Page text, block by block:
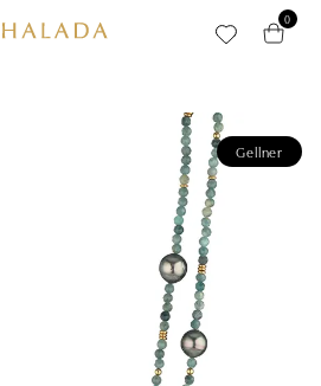
0
Gellner